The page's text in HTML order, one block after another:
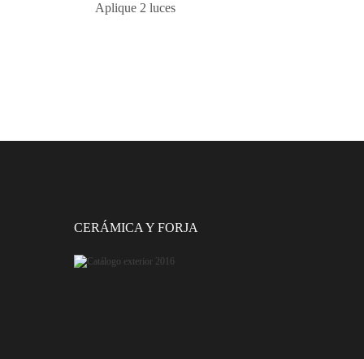
Aplique 2 luces
CERÁMICA Y FORJA